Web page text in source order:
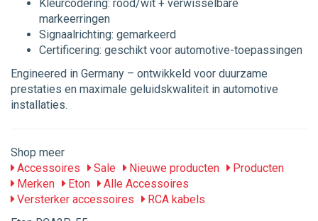
Kleurcodering: rood/wit + verwisselbare
markeerringen
Signaalrichting: gemarkeerd
Certificering: geschikt voor automotive-toepassingen
Engineered in Germany – ontwikkeld voor duurzame
prestaties en maximale geluidskwaliteit in automotive
installaties.
Shop meer
Accessoires
Sale Nieuwe producten
Producten
Merken
Eton
Alle Accessoires
Versterker accessoires
RCA kabels